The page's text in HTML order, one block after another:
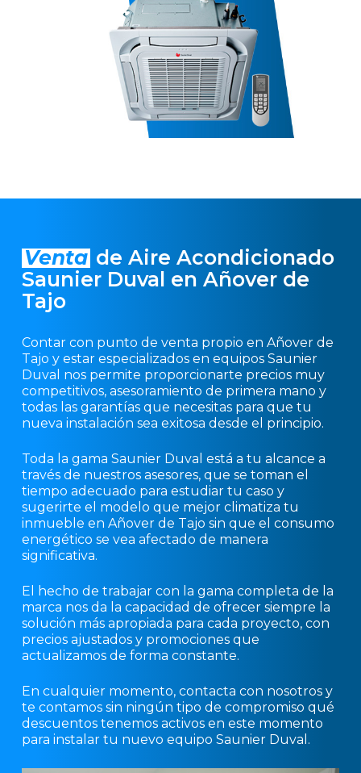
Venta de Aire Acondicionado
Saunier Duval en Añover de
Tajo
Contar con punto de venta propio en Añover de
Tajo y estar especializados en equipos Saunier
Duval nos permite proporcionarte precios muy
competitivos, asesoramiento de primera mano y
todas las garantías que necesitas para que tu
nueva instalación sea exitosa desde el principio.
Toda la gama Saunier Duval está a tu alcance a
través de nuestros asesores, que se toman el
tiempo adecuado para estudiar tu caso y
sugerirte el modelo que mejor climatiza tu
inmueble en Añover de Tajo sin que el consumo
energético se vea afectado de manera
significativa.
El hecho de trabajar con la gama completa de la
marca nos da la capacidad de ofrecer siempre la
solución más apropiada para cada proyecto, con
precios ajustados y promociones que
actualizamos de forma constante.
En cualquier momento, contacta con nosotros y
te contamos sin ningún tipo de compromiso qué
descuentos tenemos activos en este momento
para instalar tu nuevo equipo Saunier Duval.